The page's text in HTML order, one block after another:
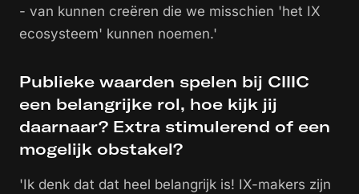
- van kunnen creëren die we misschien 'het IX
ecosysteem' kunnen noemen.'
Publieke waarden spelen bij CIIIC
een belangrijke rol, hoe kijk jij
daarnaar? Extra stimulerend of een
mogelijk obstakel?
'Ik denk dat dat heel belangrijk is! IX-makers zijn